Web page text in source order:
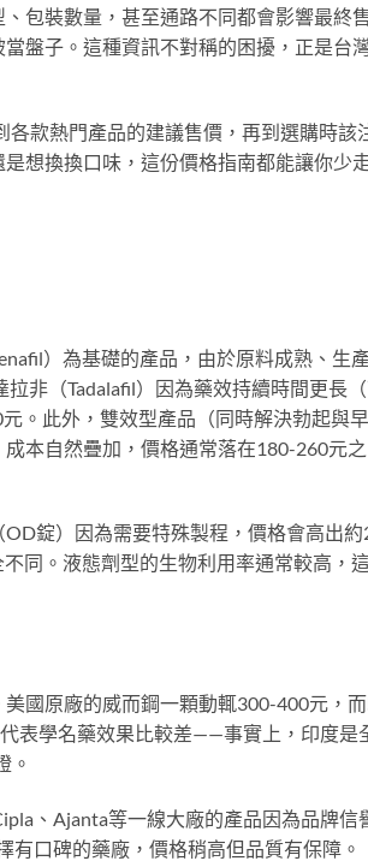
包裝數量，甚至通路不同都會影響最終
盤子。這種資訊不對稱的困擾，正是台
款熱門產品的建議售價，再到選購時該
想換換口味，這份價格指南都能讓你少
）為基礎的產品，由於原料成熟、生
非（Tadalafil）因為藥效持續時間更長
。此外，雙效型產品（同時解決勃起與
本自然疊加，價格通常落在180-260元之
錠）因為需要特殊製程，價格會高出約
同。液態劑型的生物利用率通常較高，
國原廠的威而鋼一顆動輒300-400元，
表學名藥效果比較差——事實上，印度是
。
、Ajanta等一線大廠的產品因為品牌信
口碑的藥廠，價格稍高但品質有保障。